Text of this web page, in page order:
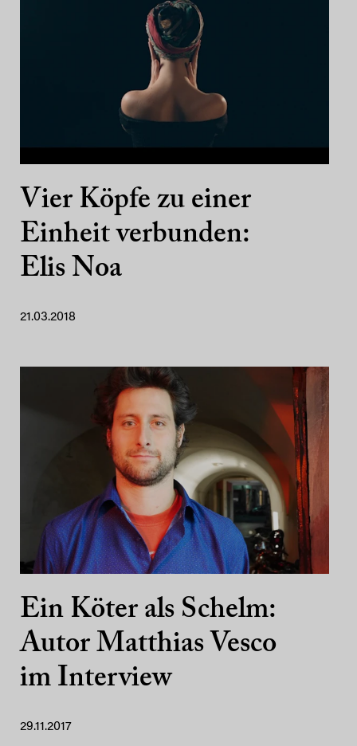
Vier Köpfe zu einer
Einheit verbunden:
Elis Noa
21.03.2018
Ein Köter als Schelm:
Autor Matthias Vesco
im Interview
29.11.2017